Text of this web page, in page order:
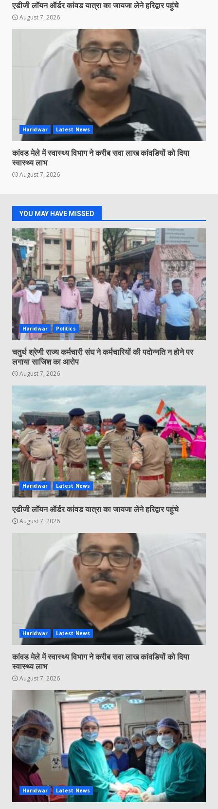
एडीजी लॉयन ऑर्डर कांवड यात्रा का जायजा लेने हरिद्वार पहुंचे
August 7, 2026
Haridwar Latest News
कांवड मेले में स्वास्थ्य विभाग ने करीब सवा लाख कांवडियों को दिया
स्वास्थ्य लाभ
August 7, 2026
YOU MAY HAVE MISSED
Haridwar Politics
चतुर्थ श्रेणी राज्य कर्मचारी संघ ने कर्मचारियों की पदोन्नति न होने पर
लगाया साजिश का आरोप
August 7, 2026
Haridwar Latest News
एडीजी लॉयन ऑर्डर कांवड यात्रा का जायजा लेने हरिद्वार पहुंचे
August 7, 2026
Haridwar Latest News
कांवड मेले में स्वास्थ्य विभाग ने करीब सवा लाख कांवडियों को दिया
स्वास्थ्य लाभ
August 7, 2026
Haridwar Latest News